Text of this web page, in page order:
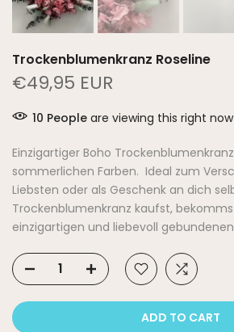
Trockenblumenkranz Roseline
€49,95 EUR
10 People are viewing this right now
Einzigartiger Boho
sommerlichen Farben. Ideal zum
Liebsten oder als Geschenk an dich
Trockenblumenkranz kaufst,
einzigartigen und liebevoll
ADD TO CART